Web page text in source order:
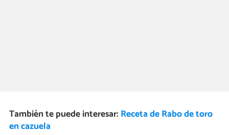
También te puede interesar: Receta de Rabo de toro
en cazuela